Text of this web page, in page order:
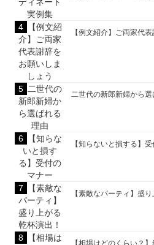
【例文紹介】ご両家代
二世代の新郎新婦から選
【知らないと損する】
【素敵なパーティ】盛
【相場はどのくらい？